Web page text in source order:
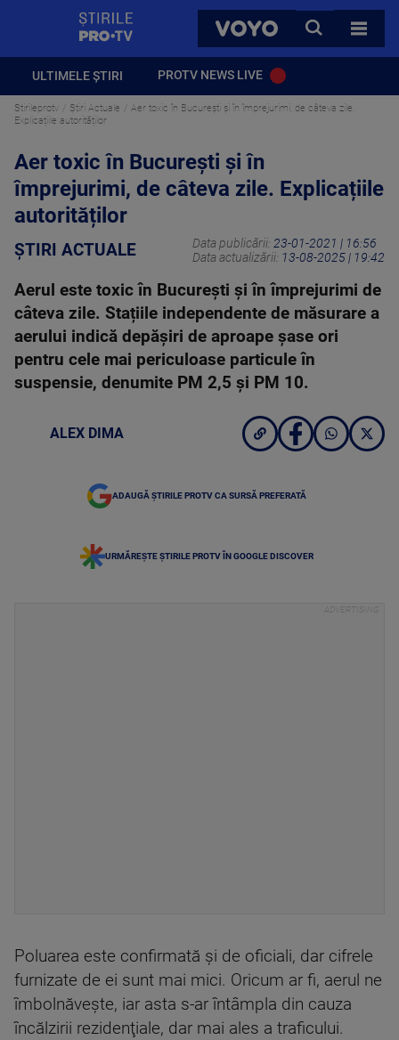
VOYO
CAUTA
TOATE
ULTIMELE ȘTIRI PROTV NEWS LIVE
Stirileprotv Știri Actuale
Aer toxic în București și în împrejurimi, de câteva zile.
Explicațiile autorităților
Aer toxic în București și în
împrejurimi, de câteva zile. Explicațiile
autorităților
ȘTIRI ACTUALE Data publicării: 23-01-2021 | 16:56
Data actualizării: 13-08-2025 | 19:42
Aerul este toxic în București și în împrejurimi de
câteva zile. Stațiile independente de măsurare a
aerului indică depășiri de aproape șase ori
pentru cele mai periculoase particule în
suspensie, denumite PM 2,5 și PM 10.
ALEX DIMA
ADAUGĂ ȘTIRILE PROTV CA SURSĂ PREFERATĂ
URMĂREȘTE ȘTIRILE PROTV ÎN GOOGLE DISCOVER
Poluarea este confirmată și de oficiali, dar cifrele
furnizate de ei sunt mai mici. Oricum ar fi, aerul ne
îmbolnăvește, iar asta s-ar întâmpla din cauza
încălzirii rezidenţiale, dar mai ales a traficului.